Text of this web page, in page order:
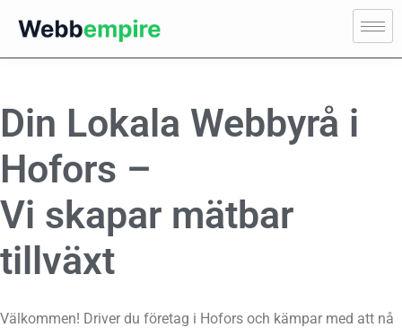
Din Lokala Webbyrå i
Hofors –
Vi skapar mätbar
tillväxt
Välkommen! Driver du företag i Hofors och kämpar med att nå